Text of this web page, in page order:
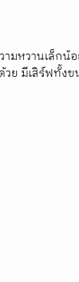
มหวานเล็กน้
มีเสิร์ฟทั้งข